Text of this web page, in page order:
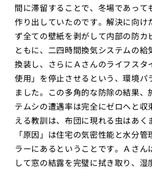
間に滞留することで、冬場であっ
作り出していたのです。解決に向け
ず全ての壁紙を剥がして内部の防カ
ともに、二四時間換気システムの
換装し、さらにＡさんのライフスタ
使用」を停止させるという、環境
ました。この多角的な防除の結果
テムシの遭遇率は完全にゼロへと
える教訓は、布団に現れる虫はあ
「原因」は住宅の気密性能と水分
ラーにあるということです。Ａさん
して窓の結露を完璧に拭き取り、